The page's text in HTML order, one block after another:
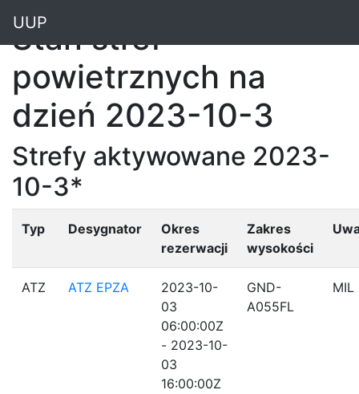
UUP
Stan stref
powietrznych na
dzień 2023-10-3
Strefy aktywowane 2023-
10-3*
Typ Desygnator
Okres
rezerwacji
Zakres
wysokości
ATZ ATZ EPZA
2023-10-
03
06:00:00Z
- 2023-10-
03
16:00:00Z
GND-
A055FL
MIL